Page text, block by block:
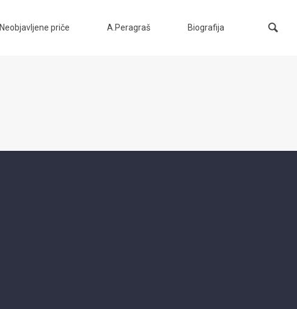
Neobjavljene priče A.Peragraš Biografija